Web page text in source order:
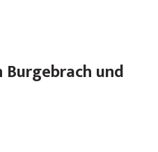
und